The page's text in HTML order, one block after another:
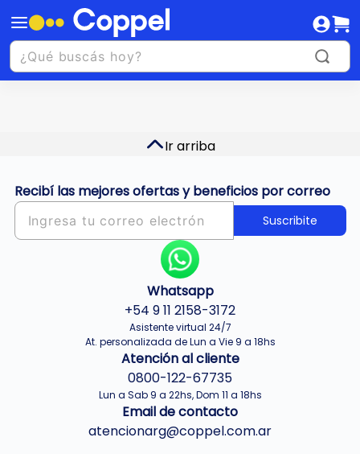
Ir arriba
Recibí las mejores ofertas y beneficios por correo
Suscribite
Whatsapp
+54 9 11 2158-3172
Asistente virtual 24/7
At. personalizada de Lun a Vie 9 a 18hs
Atención al cliente
0800-122-67735
Lun a Sab 9 a 22hs, Dom 11 a 18hs
Email de contacto
atencionarg@coppel.com.ar